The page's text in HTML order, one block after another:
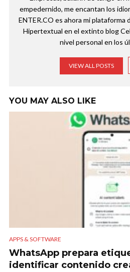
empedernido, me encantan los
ENTER.CO es ahora mi plataforma
Hipertextual en el extinto blog
nivel personal en los
VIEW ALL POSTS
YOU MAY ALSO LIKE
APPS & SOFTWARE
WhatsApp prepara
identificar contenido